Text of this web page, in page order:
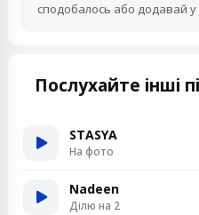
сподобалось або додавай у
Послухайте інші
STASYA
На фото
Nadeen
Ділю на 2